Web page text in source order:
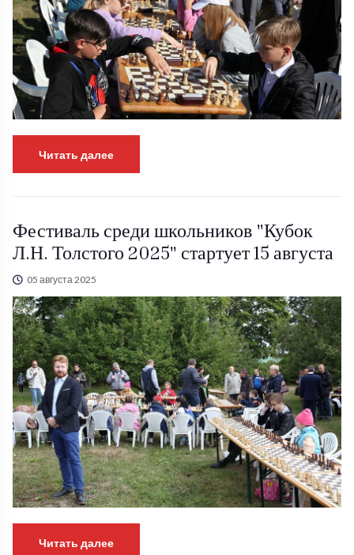
Читать далее
Фестиваль среди школьников "Кубок
Л.Н. Толстого 2025" стартует 15 августа
05 августа 2025
Читать далее